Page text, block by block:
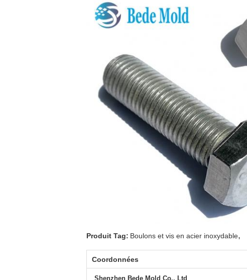
Produit Tag: Boulons et vis en acier inoxydable,
Coordonnées
Shenzhen Bede Mold Co., Ltd